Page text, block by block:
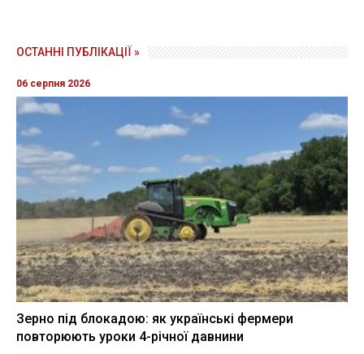
ОСТАННІ ПУБЛІКАЦІЇ »
06 серпня 2026
Зерно під блокадою: як українські фермери
повторюють уроки 4-річної давнини